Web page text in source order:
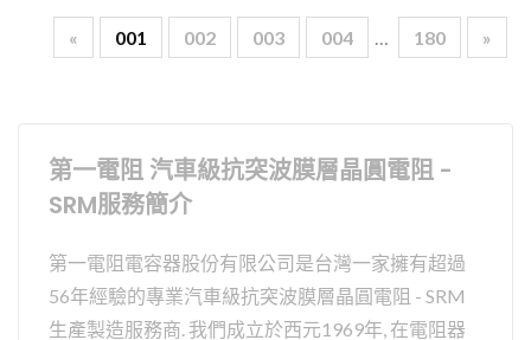
« 001 002 003 004 180 »
第一電阻 汽車級抗突波膜層晶圓電阻 -
SRM服務簡介
第一電阻電容器股份有限公司是台灣一家擁有超過
56年經驗的專業汽車級抗突波膜層晶圓電阻 - SRM
生產製造服務商. 我們成立於西元1969年, 在電阻器